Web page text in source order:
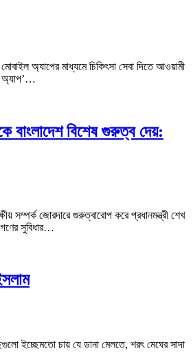
অ্যাপের মাধ্যমে চিকিৎসা সেবা দিতে আওয়ামী
অ্যাপ’…
বাংলাদেশ বিশেষ গুরুত্ব দেয়:
সম্পর্ক জোরদারে গুরুত্বারোপ করে প্রধানমন্ত্রী শেখ
সুবিধার…
ইচ্ছেমতো চায় যে ডানা মেলতে, শরৎ মেঘের সাদা